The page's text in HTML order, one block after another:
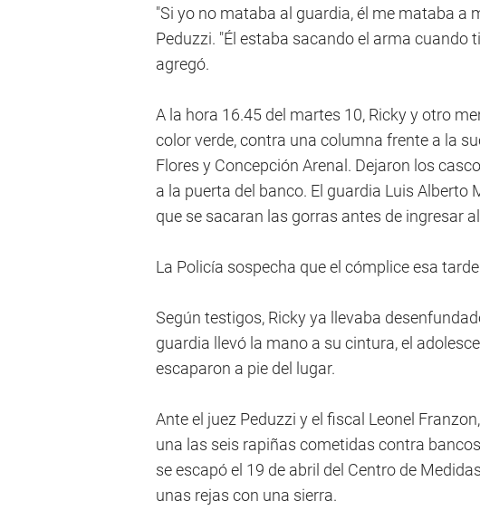
"Si yo no mataba al guardia, él me mataba a
Peduzzi. "Él estaba sacando el arma cuando
agregó.
A la hora 16.45 del martes 10, Ricky y otro
color verde, contra una columna frente a la
Flores y Concepción Arenal. Dejaron los
a la puerta del banco. El guardia Luis Alberto
que se sacaran las gorras antes de ingresar
La Policía sospecha que el cómplice esa
Según testigos, Ricky ya llevaba
guardia llevó la mano a su cintura, el
escaparon a pie del lugar.
Ante el juez Peduzzi y el fiscal Leonel
una las seis rapiñas cometidas contra
se escapó el 19 de abril del Centro de
unas rejas con una sierra.